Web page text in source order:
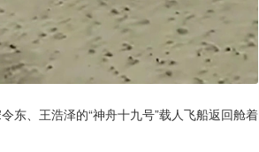
东、王浩泽的“神舟十九号”载人飞船返回舱着